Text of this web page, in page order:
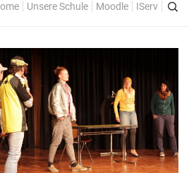
Unsere Schule Moodle IServ
für Schüler*innen